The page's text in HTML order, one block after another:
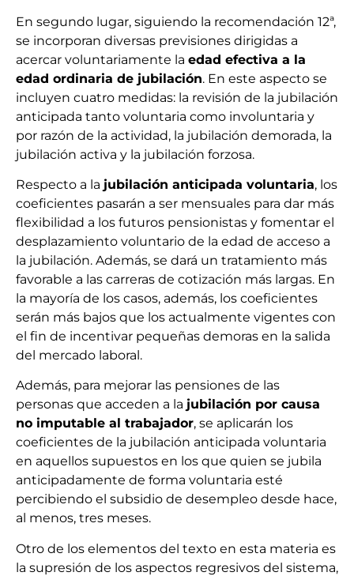
En segundo lugar, siguiendo la recomendación 12ª,
se incorporan diversas previsiones dirigidas a
acercar voluntariamente la edad efectiva a la
edad ordinaria de jubilación. En este aspecto se
incluyen cuatro medidas: la revisión de la jubilación
anticipada tanto voluntaria como involuntaria y
por razón de la actividad, la jubilación demorada, la
jubilación activa y la jubilación forzosa.
Respecto a la jubilación anticipada voluntaria, los
coeficientes pasarán a ser mensuales para dar más
flexibilidad a los futuros pensionistas y fomentar el
desplazamiento voluntario de la edad de acceso a
la jubilación. Además, se dará un tratamiento más
favorable a las carreras de cotización más largas. En
la mayoría de los casos, además, los coeficientes
serán más bajos que los actualmente vigentes con
el fin de incentivar pequeñas demoras en la salida
del mercado laboral.
Además, para mejorar las pensiones de las
personas que acceden a la jubilación por causa
no imputable al trabajador, se aplicarán los
coeficientes de la jubilación anticipada voluntaria
en aquellos supuestos en los que quien se jubila
anticipadamente de forma voluntaria esté
percibiendo el subsidio de desempleo desde hace,
al menos, tres meses.
Otro de los elementos del texto en esta materia es
la supresión de los aspectos regresivos del sistema,